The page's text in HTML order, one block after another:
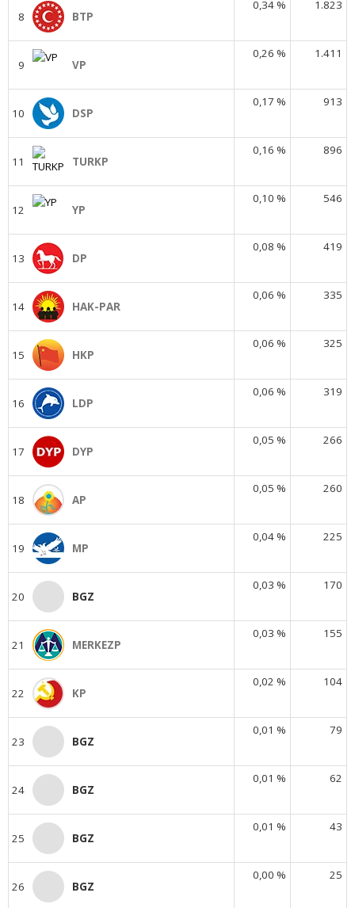
8 BTP
0,34 % 1.823
9 VP
0,26 % 1.411
10 DSP
0,17 % 913
11 TURKP
0,16 % 896
12 YP
0,10 % 546
13 DP
0,08 % 419
14 HAK-PAR
0,06 % 335
15 HKP
0,06 % 325
16 LDP
0,06 % 319
17 DYP
0,05 % 266
18 AP
0,05 % 260
19 MP
0,04 % 225
20 BGZ
0,03 % 170
21 MERKEZP
0,03 % 155
22 KP
0,02 % 104
23 BGZ
0,01 % 79
24 BGZ
0,01 % 62
25 BGZ
0,01 % 43
26 BGZ
0,00 % 25